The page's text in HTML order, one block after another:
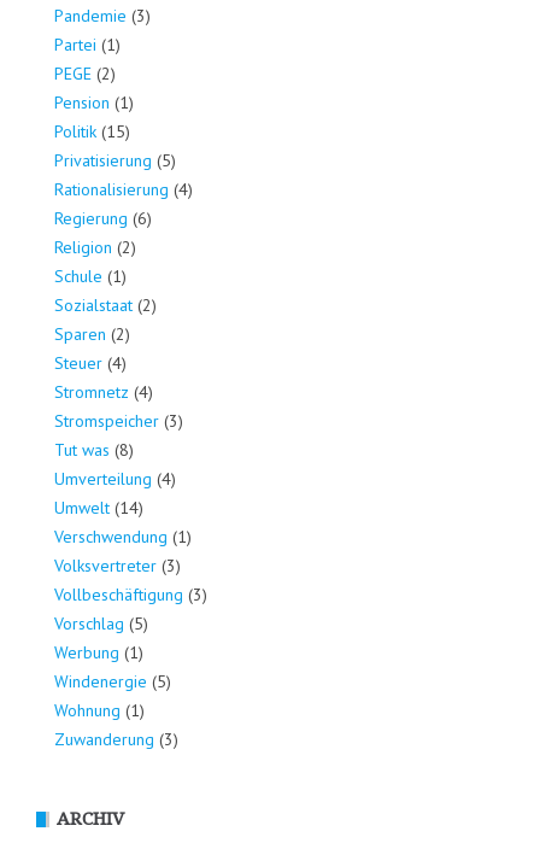
Pandemie (3)
Partei (1)
PEGE (2)
Pension (1)
Politik (15)
Privatisierung (5)
Rationalisierung (4)
Regierung (6)
Religion (2)
Schule (1)
Sozialstaat (2)
Sparen (2)
Steuer (4)
Stromnetz (4)
Stromspeicher (3)
Tut was (8)
Umverteilung (4)
Umwelt (14)
Verschwendung (1)
Volksvertreter (3)
Vollbeschäftigung (3)
Vorschlag (5)
Werbung (1)
Windenergie (5)
Wohnung (1)
Zuwanderung (3)
ARCHIV